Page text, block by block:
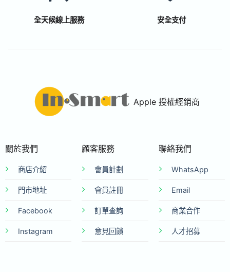
全天候線上服務 安全支付
Apple 授權經銷商
關於我們
商店介紹
門市地址
Facebook
Instagram
顧客服務
會員計劃
會員註冊
訂單查詢
意見回饋
聯絡我們
WhatsApp
Email
商業合作
人才招募